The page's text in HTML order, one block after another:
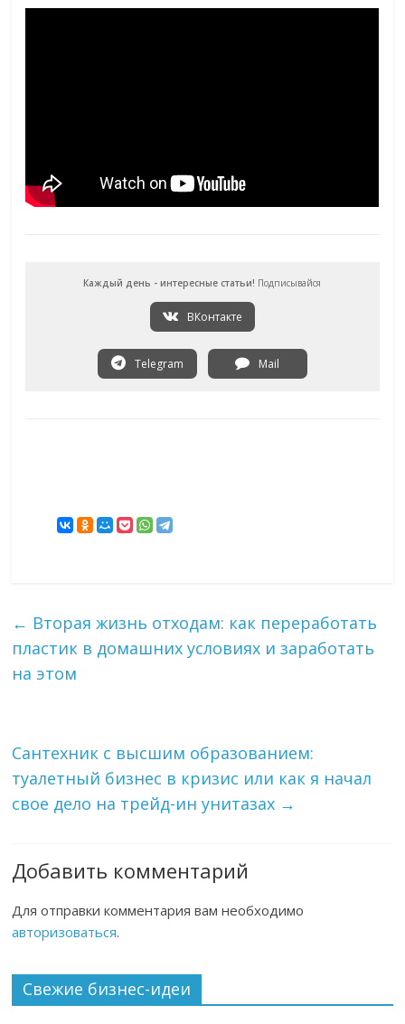
Каждый день - интересные статьи! Подписывайся
ВКонтакте
Telegram Mail
← Вторая жизнь отходам: как переработать
пластик в домашних условиях и заработать
на этом
Сантехник с высшим образованием:
туалетный бизнес в кризис или как я начал
свое дело на трейд-ин унитазах →
Добавить комментарий
Для отправки комментария вам необходимо
авторизоваться.
Свежие бизнес-идеи